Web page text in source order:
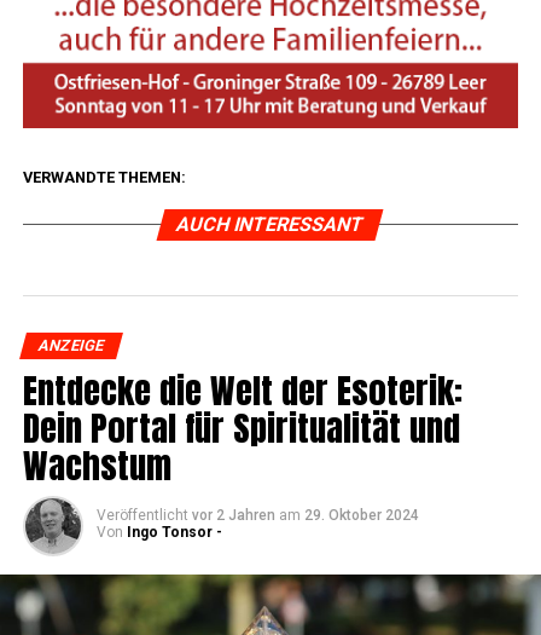
VERWANDTE THEMEN:
AUCH INTERESSANT
ANZEIGE
Ent­de­cke die Welt der Eso­te­rik:
Dein Por­tal für Spi­ri­tua­li­tät und
Wachstum
Veröffentlicht vor 2 Jahren am 29. Oktober 2024
Von
Ingo Tonsor -